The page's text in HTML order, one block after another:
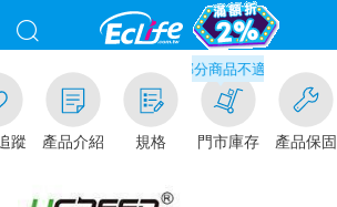
蹤 產品介紹 規格
千元門市取貨現折1%(部分商品不適用)-請點我看
門市庫存 產品保固